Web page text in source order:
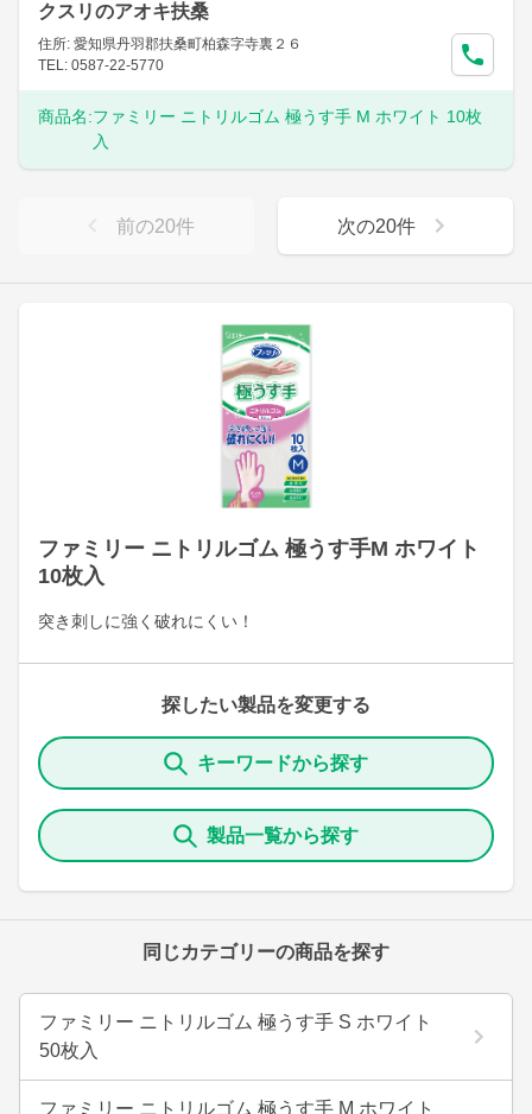
ファミリー ニトリルゴム 極うす手M ホワイト
10枚入
突き刺しに強く破れにくい！
探したい製品を変更する
キーワードから探す
製品一覧から探す
同じカテゴリーの商品を探す
ファミリー ニトリルゴム 極うす手 S ホワイト
50枚入
ファミリー ニトリルゴム 極うす手 M ホワイト
クスリのアオキ扶桑
住所: 愛知県丹羽郡扶桑町柏森字寺裏２６
TEL: 0587-22-5770
商品名:ファミリー ニトリルゴム 極うす手 M ホワイト 10枚
入
前の20件 次の20件